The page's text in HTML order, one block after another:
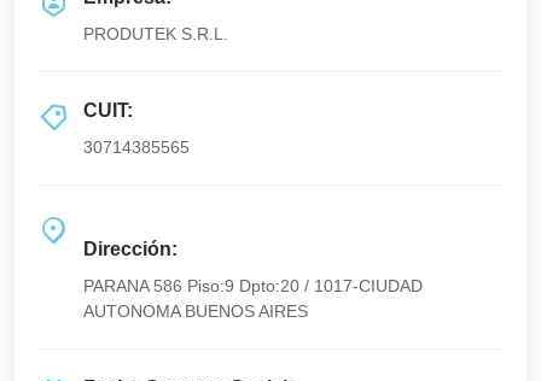
PRODUTEK S.R.L.
CUIT:
30714385565
Dirección:
PARANA 586 Piso:9 Dpto:20 / 1017-CIUDAD
AUTONOMA BUENOS AIRES